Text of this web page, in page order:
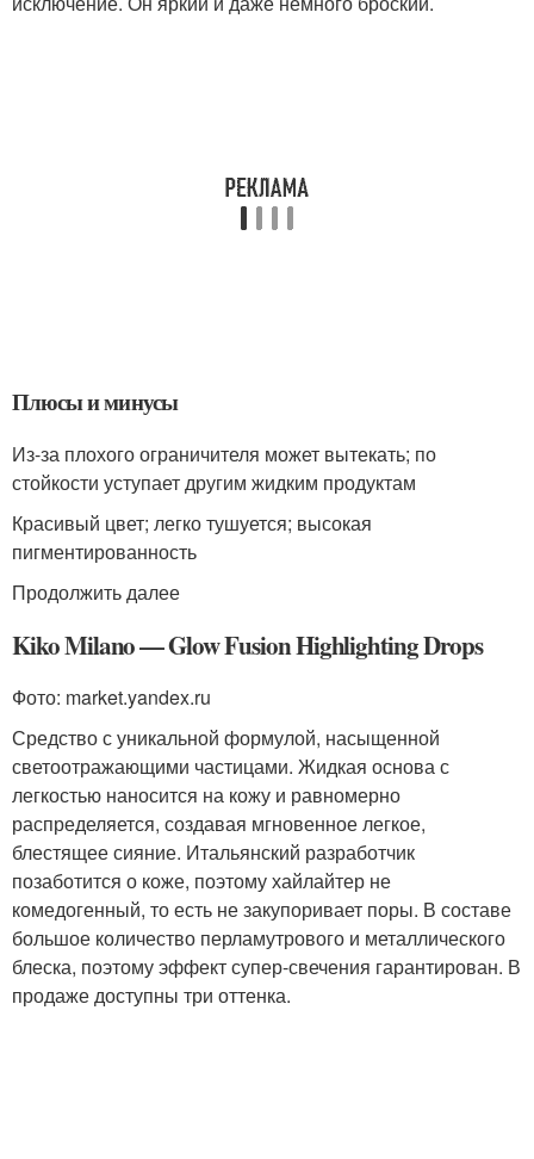
Плюсы и минусы
Из-за плохого ограничителя может вытекать; по
стойкости уступает другим жидким продуктам
Красивый цвет; легко тушуется; высокая
пигментированность
Продолжить далее
Kiko Milano — Glow Fusion Highlighting Drops
Фото: market.yandex.ru
Средство с уникальной формулой, насыщенной
светоотражающими частицами. Жидкая основа с
легкостью наносится на кожу и равномерно
распределяется, создавая мгновенное легкое,
блестящее сияние. Итальянский разработчик
позаботится о коже, поэтому хайлайтер не
комедогенный, то есть не закупоривает поры. В составе
большое количество перламутрового и металлического
блеска, поэтому эффект супер-свечения гарантирован. В
продаже доступны три оттенка.